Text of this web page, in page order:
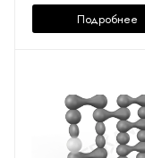
Подробнее